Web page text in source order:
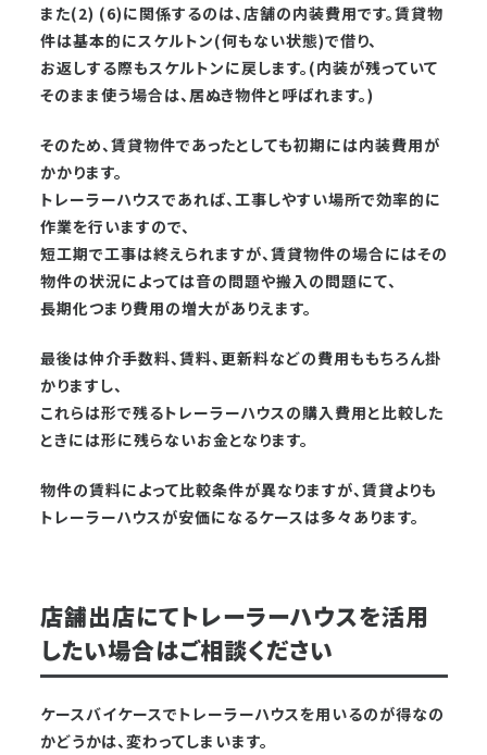
また(2) (6)に関係するのは、店舗の内装費用です。賃貸物
件は基本的にスケルトン(何もない状態)で借り、
お返しする際もスケルトンに戻します。(内装が残っていて
そのまま使う場合は、居ぬき物件と呼ばれます。)
そのため、賃貸物件であったとしても初期には内装費用が
かかります。
トレーラーハウスであれば、工事しやすい場所で効率的に
作業を行いますので、
短工期で工事は終えられますが、賃貸物件の場合にはその
物件の状況によっては音の問題や搬入の問題にて、
長期化つまり費用の増大がありえます。
最後は仲介手数料、賃料、更新料などの費用ももちろん掛
かりますし、
これらは形で残るトレーラーハウスの購入費用と比較した
ときには形に残らないお金となります。
物件の賃料によって比較条件が異なりますが、賃貸よりも
トレーラーハウスが安価になるケースは多々あります。
店舗出店にてトレーラーハウスを活用
したい場合はご相談ください
ケースバイケースでトレーラーハウスを用いるのが得なの
かどうかは、変わってしまいます。